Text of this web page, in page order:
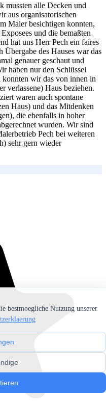
mussten alle Decken und
aus organisatorischen
Maler besichtigen konnten,
und die bemaßten
hat uns Herr Pech ein faires
Übergabe des Hauses war das
genauer geschaut und
haben nur den Schlüssel
konnten wir das von innen in
verlassene) Haus beziehen.
waren auch spontane
Haus) und das Mitdenken
die ebenfalls in hoher
wurden. Wir sind
Pech bei weiteren
sehr gern wieder
bestmoegliche Nutzung unserer